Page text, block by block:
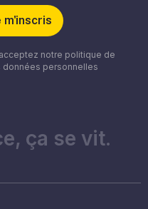
notre politique de
personnelles
ça se vit.